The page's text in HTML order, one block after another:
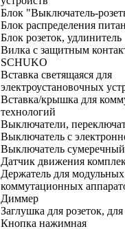
Блок "Выключатель-
Блок распределения
Блок розеток, удлинитель
Вилка с защитным
SCHUKO
Вставка светящаяся для
электроустановочных
Вставка/крышка для
технологий
Выключатели,
Выключатель с
Выключатель
Датчик движения
Держатель для
коммутационных
Диммер
Заглушка для розеток,
Кнопка нажимная